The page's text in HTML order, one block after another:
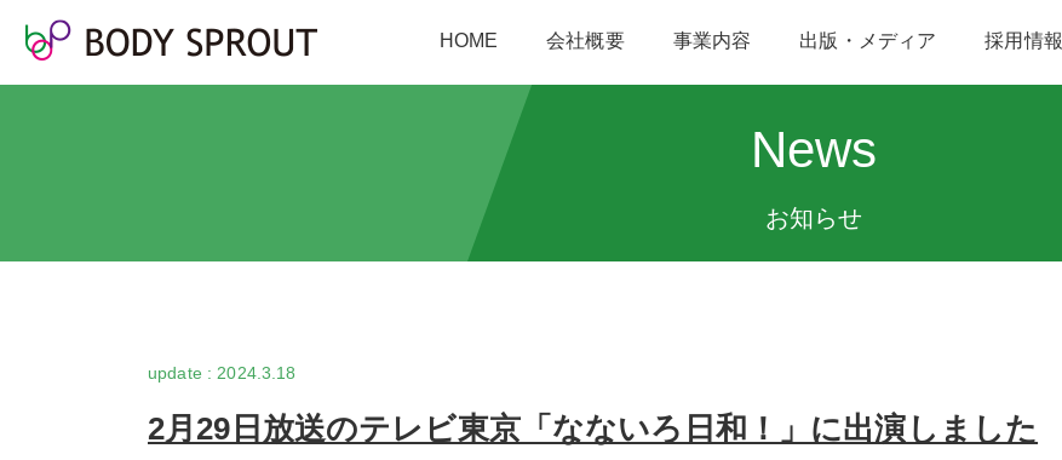
HOME 会社概要 事業内容 出版・メディア 採用情報
News
お知らせ
2024.3.18
2月29日放送のテレビ東京「なないろ日和！」に出演しました